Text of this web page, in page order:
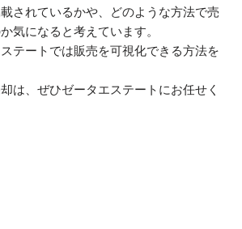
されているかや、どのような方法で売
気になると考えています。
テートでは販売を可視化できる方法を
は、ぜひゼータエステートにお任せく